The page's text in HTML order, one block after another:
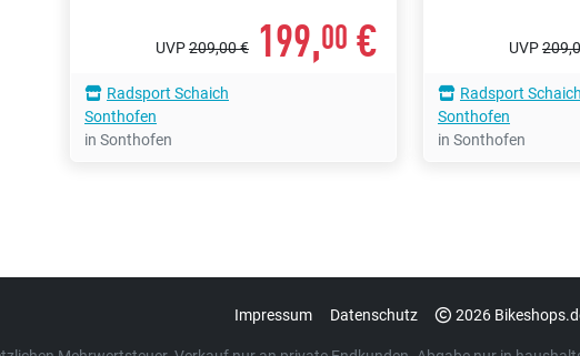
UVP209,00 € 199,00 €
Radsport Schaich
Sonthofen
in Sonthofen
UVP
Radsport Schaich
Sonthofen
in Sonthofen
Impressum Datenschutz 2026